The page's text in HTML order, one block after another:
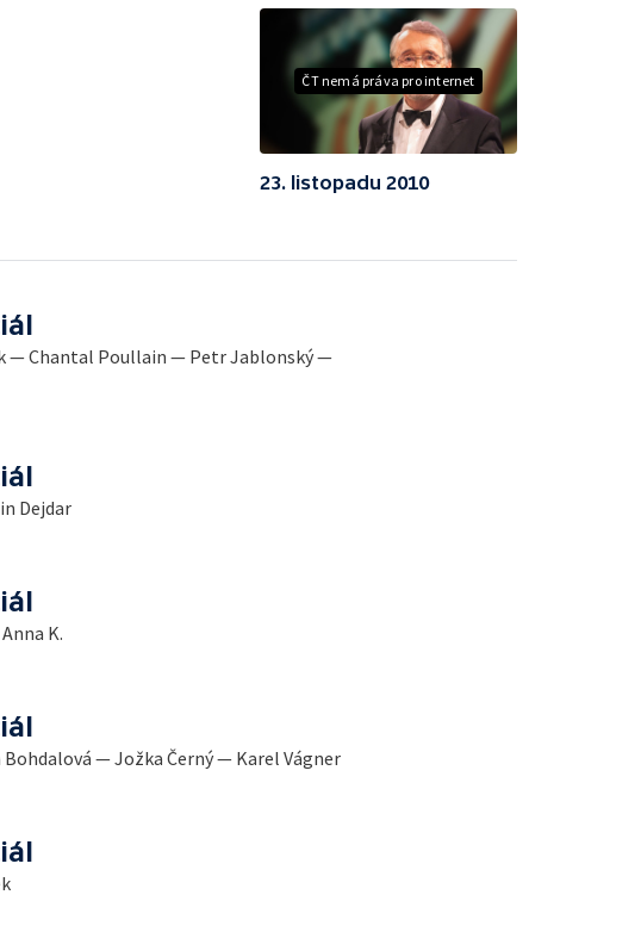
ČT nemá práva pro internet
23. listopadu 2010
— Chantal Poullain — Petr Jablonský —
Dejdar
K.
— Jožka Černý — Karel Vágner